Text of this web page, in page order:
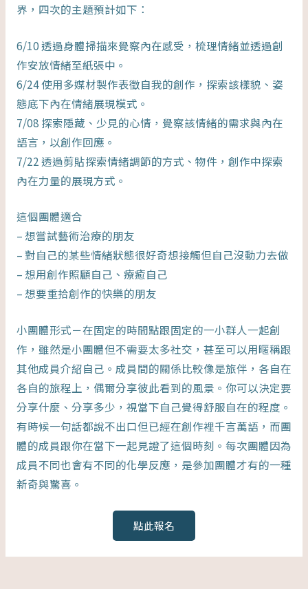
界，四次的主題預計如下：
6/10 透過身體掃描來覺察內在感受，梳理情緒並透過創
作安放情緒至紙張中。
6/24 使用多媒材製作表徵自我的創作，探索該樣貌、姿
態底下內在情緒展現模式。
7/08 探索隱藏、少見的心情，覺察該情緒的需求與內在
語言，以創作回應。
7/22 透過剪貼探索情緒調節的方式、物件，創作中探索
內在力量的展現方式。
這個團體適合
– 想嘗試藝術治療的朋友
– 對自己的某些情緒狀態很好奇想接觸但自己沒動力去做
– 想用創作照顧自己、療癒自己
– 想要重拾創作的快樂的朋友
小團體形式－在固定的時間點跟固定的一小群人一起創
作，雖然是小團體但不需要太多社交，甚至可以用暱稱跟
其他成員介紹自己。成員間的關係比較像是旅伴，各自在
各自的旅程上，偶爾分享彼此看到的風景。你可以決定要
分享什麼、分享多少，視當下自己覺得舒服自在的程度。
有時候一句話都說不出口但已經在創作裡千言萬語，而團
體的成員跟你在當下一起見證了這個時刻。每次團體因為
成員不同也會有不同的化學反應，是參加團體才有的一種
新奇與驚喜。
點此報名